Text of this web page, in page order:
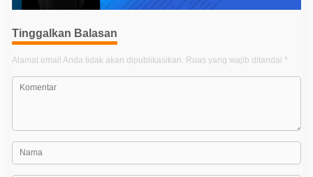
i
p
o
s
Tinggalkan Balasan
Alamat email Anda tidak akan dipublikasikan. Ruas yang wajib ditandai *